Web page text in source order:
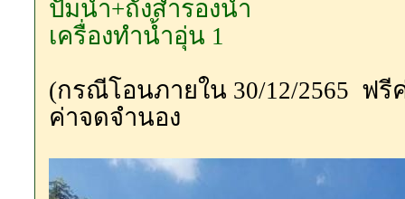
ปั๊มน้ำ+ถังสำรองน้ำ
เครื่องทำน้ำอุ่น 1
(กรณีโอนภายใน 30/12/2565 ฟ
ค่าจดจำนอง